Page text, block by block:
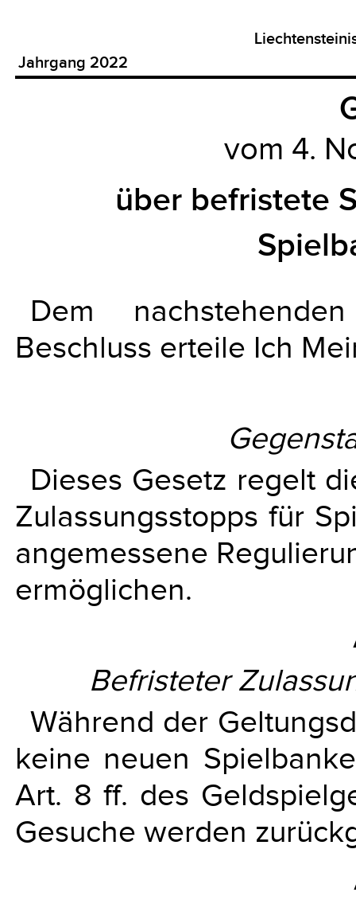
Jahrgang 2022
vom 4.
über befristete
Dem
Beschluss erteile Ich
Dieses Gesetz regelt
Zulassungsstopps für
angemessene
ermöglichen.
Befristeter
Während der
keine neuen
Art. 8 ff. des
Gesuche werden